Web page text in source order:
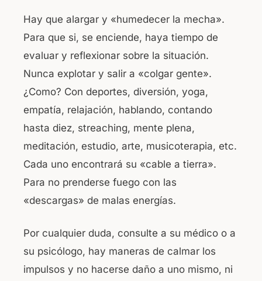
Hay que alargar y «humedecer la mecha».
Para que si, se enciende, haya tiempo de
evaluar y reflexionar sobre la situación.
Nunca explotar y salir a «colgar gente».
¿Como? Con deportes, diversión, yoga,
empatía, relajación, hablando, contando
hasta diez, streaching, mente plena,
meditación, estudio, arte, musicoterapia, etc.
Cada uno encontrará su «cable a tierra».
Para no prenderse fuego con las
«descargas» de malas energías.
Por cualquier duda, consulte a su médico o a
su psicólogo, hay maneras de calmar los
impulsos y no hacerse daño a uno mismo, ni